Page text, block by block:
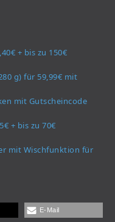
+ bis zu 150€
g) für 59,99€ mit
mit Gutscheincode
+ bis zu 70€
mit Wischfunktion für
E-Mail